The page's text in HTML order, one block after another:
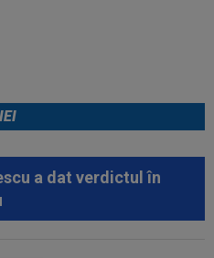
a dat verdictul în